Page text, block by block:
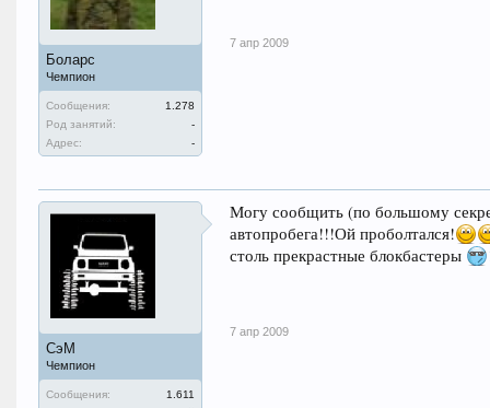
Боларс
Чемпион
Сообщения:
1.278
Род занятий:
-
Адрес:
-
7 апр 2009
СэМ
Чемпион
Сообщения:
1.611
Могу сообщить (по большому
автопробега!!!Ой проболтался!
столь прекрастные блокбастеры
7 апр 2009